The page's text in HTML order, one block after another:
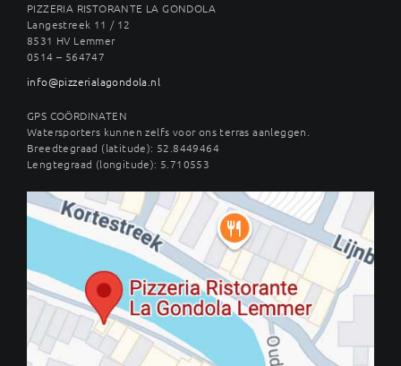
PIZZERIA RISTORANTE LA GONDOLA
Langestreek 11 / 12
8531 HV Lemmer
0514 – 564747
info@pizzerialagondola.nl
GPS COÖRDINATEN
Watersporters kunnen zelfs voor ons terras aanleggen.
Breedtegraad (latitude): 52.8449464
Lengtegraad (longitude): 5.710553